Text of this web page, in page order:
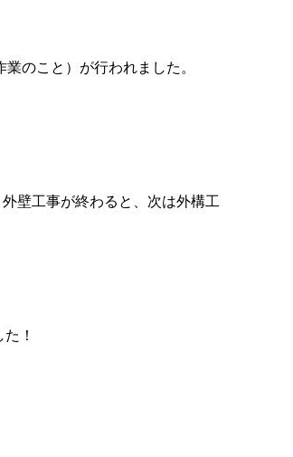
のこと）が行われました。
壁工事が終わると、次は外構工
！